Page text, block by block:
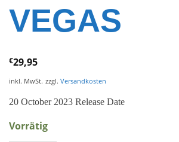
VEGAS
€29,95
inkl. MwSt. zzgl. Versandkosten
20 October 2023 Release Date
Vorrätig